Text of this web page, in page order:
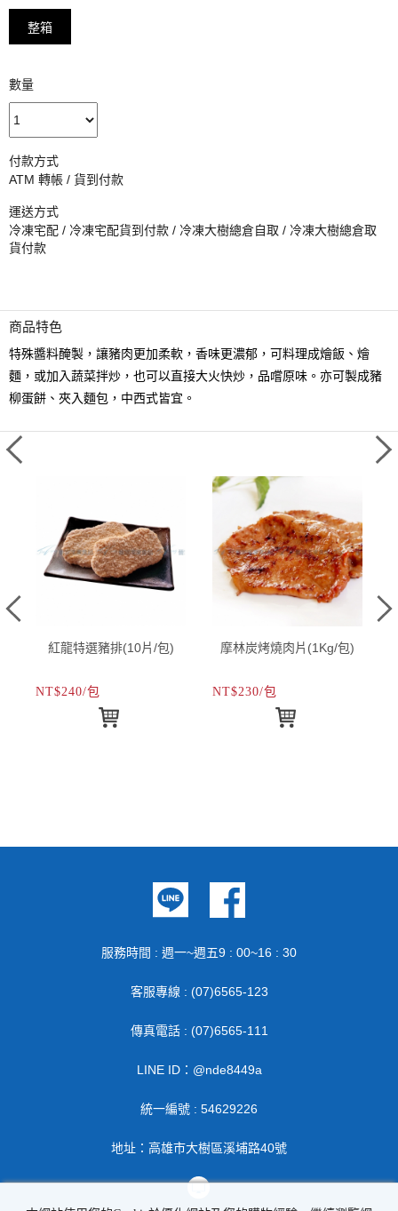
整箱
數量
付款方式
ATM 轉帳 / 貨到付款
運送方式
冷凍宅配 / 冷凍宅配貨到付款 / 冷凍大樹總倉自取 / 冷凍大樹總倉取
貨付款
商品特色
特殊醬料醃製，讓豬肉更加柔軟，香味更濃郁，可料理成燴飯、燴
麵，或加入蔬菜拌炒，也可以直接大火快炒，品嚐原味。亦可製成豬
柳蛋餅、夾入麵包，中西式皆宜。
紅龍特選豬排(10片/包)
NT$240/包
摩林炭烤燒肉片(1Kg/包)
NT$230/包
服務時間 : 週一~週五9 : 00~16 : 30
客服專線 : (07)6565-123
傳真電話 : (07)6565-111
LINE ID：@nde8449a
統一編號 : 54629226
地址：高雄市大樹區溪埔路40號